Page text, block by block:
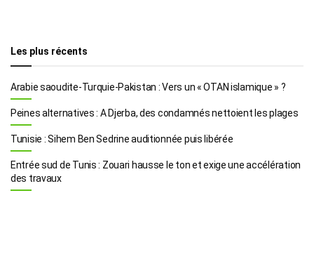
Les plus récents
Arabie saoudite-Turquie-Pakistan : Vers un « OTAN islamique » ?
Peines alternatives : A Djerba, des condamnés nettoient les plages
Tunisie : Sihem Ben Sedrine auditionnée puis libérée
Entrée sud de Tunis : Zouari hausse le ton et exige une accélération
des travaux